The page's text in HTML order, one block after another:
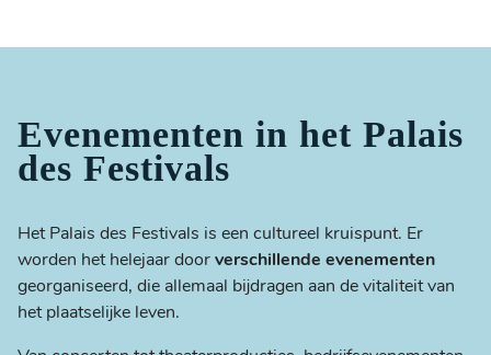
Evenementen in het Palais
des Festivals
Het Palais des Festivals is een cultureel kruispunt. Er
worden het helejaar doorverschillende evenementen
georganiseerd, die allemaal bijdragen aan de vitaliteit van
het plaatselijke leven.